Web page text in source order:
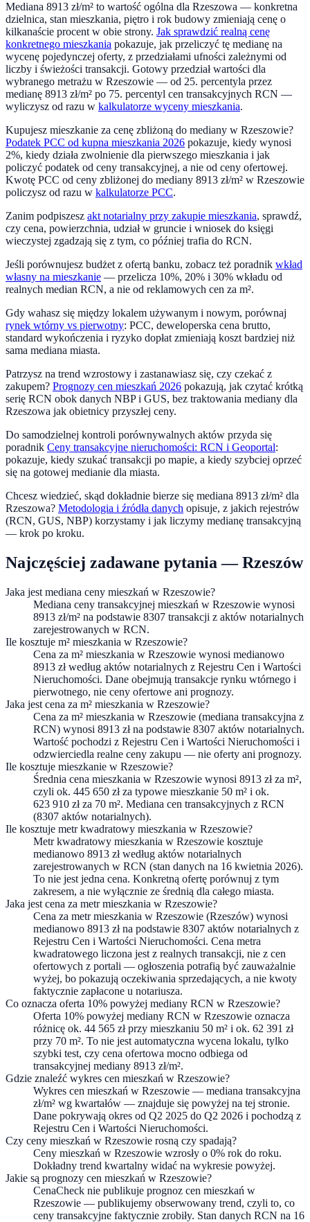
Mediana 8913 zł/m² to wartość ogólna dla Rzeszowa — konkretna
dzielnica, stan mieszkania, piętro i rok budowy zmieniają cenę o
kilkanaście procent w obie strony. Jak sprawdzić realną cenę
konkretnego mieszkania pokazuje, jak przeliczyć tę medianę na
wycenę pojedynczej oferty, z przedziałami ufności zależnymi od
liczby i świeżości transakcji. Gotowy przedział wartości dla
wybranego metrażu w Rzeszowie — od 25. percentyla przez
medianę 8913 zł/m² po 75. percentyl cen transakcyjnych RCN —
wyliczysz od razu w kalkulatorze wyceny mieszkania.
Kupujesz mieszkanie za cenę zbliżoną do mediany w Rzeszowie?
Podatek PCC od kupna mieszkania 2026 pokazuje, kiedy wynosi
2%, kiedy działa zwolnienie dla pierwszego mieszkania i jak
policzyć podatek od ceny transakcyjnej, a nie od ceny ofertowej.
Kwotę PCC od ceny zbliżonej do mediany 8913 zł/m² w Rzeszowie
policzysz od razu w kalkulatorze PCC.
Zanim podpiszesz akt notarialny przy zakupie mieszkania, sprawdź,
czy cena, powierzchnia, udział w gruncie i wniosek do księgi
wieczystej zgadzają się z tym, co później trafia do RCN.
Jeśli porównujesz budżet z ofertą banku, zobacz też poradnik wkład
własny na mieszkanie — przelicza 10%, 20% i 30% wkładu od
realnych median RCN, a nie od reklamowych cen za m².
Gdy wahasz się między lokalem używanym i nowym, porównaj
rynek wtórny vs pierwotny: PCC, deweloperska cena brutto,
standard wykończenia i ryzyko dopłat zmieniają koszt bardziej niż
sama mediana miasta.
Patrzysz na trend wzrostowy i zastanawiasz się, czy czekać z
zakupem? Prognozy cen mieszkań 2026 pokazują, jak czytać krótką
serię RCN obok danych NBP i GUS, bez traktowania mediany dla
Rzeszowa jak obietnicy przyszłej ceny.
Do samodzielnej kontroli porównywalnych aktów przyda się
poradnik Ceny transakcyjne nieruchomości: RCN i Geoportal:
pokazuje, kiedy szukać transakcji po mapie, a kiedy szybciej oprzeć
się na gotowej medianie dla miasta.
Chcesz wiedzieć, skąd dokładnie bierze się mediana 8913 zł/m² dla
Rzeszowa? Metodologia i źródła danych opisuje, z jakich rejestrów
(RCN, GUS, NBP) korzystamy i jak liczymy medianę transakcyjną
— krok po kroku.
Najczęściej zadawane pytania —Rzeszów
Jaka jest mediana ceny mieszkań w Rzeszowie?
Mediana ceny transakcyjnej mieszkań w Rzeszowie wynosi
8913 zł/m² na podstawie 8307 transakcji z aktów notarialnych
zarejestrowanych w RCN.
Ile kosztuje m² mieszkania w Rzeszowie?
Cena za m² mieszkania w Rzeszowie wynosi medianowo
8913 zł według aktów notarialnych z Rejestru Cen i Wartości
Nieruchomości. Dane obejmują transakcje rynku wtórnego i
pierwotnego, nie ceny ofertowe ani prognozy.
Jaka jest cena za m² mieszkania w Rzeszowie?
Cena za m² mieszkania w Rzeszowie (mediana transakcyjna z
RCN) wynosi 8913 zł na podstawie 8307 aktów notarialnych.
Wartość pochodzi z Rejestru Cen i Wartości Nieruchomości i
odzwierciedla realne ceny zakupu — nie oferty ani prognozy.
Ile kosztuje mieszkanie w Rzeszowie?
Średnia cena mieszkania w Rzeszowie wynosi 8913 zł za m²,
czyli ok. 445 650 zł za typowe mieszkanie 50 m² i ok.
623 910 zł za 70 m². Mediana cen transakcyjnych z RCN
(8307 aktów notarialnych).
Ile kosztuje metr kwadratowy mieszkania w Rzeszowie?
Metr kwadratowy mieszkania w Rzeszowie kosztuje
medianowo 8913 zł według aktów notarialnych
zarejestrowanych w RCN (stan danych na 16 kwietnia 2026).
To nie jest jedna cena. Konkretną ofertę porównuj z tym
zakresem, a nie wyłącznie ze średnią dla całego miasta.
Jaka jest cena za metr mieszkania w Rzeszowie?
Cena za metr mieszkania w Rzeszowie (Rzeszów) wynosi
medianowo 8913 zł na podstawie 8307 aktów notarialnych z
Rejestru Cen i Wartości Nieruchomości. Cena metra
kwadratowego liczona jest z realnych transakcji, nie z cen
ofertowych z portali — ogłoszenia potrafią być zauważalnie
wyżej, bo pokazują oczekiwania sprzedających, a nie kwoty
faktycznie zapłacone u notariusza.
Co oznacza oferta 10% powyżej mediany RCN w Rzeszowie?
Oferta 10% powyżej mediany RCN w Rzeszowie oznacza
różnicę ok. 44 565 zł przy mieszkaniu 50 m² i ok. 62 391 zł
przy 70 m². To nie jest automatyczna wycena lokalu, tylko
szybki test, czy cena ofertowa mocno odbiega od
transakcyjnej mediany 8913 zł/m².
Gdzie znaleźć wykres cen mieszkań w Rzeszowie?
Wykres cen mieszkań w Rzeszowie — mediana transakcyjna
zł/m² wg kwartałów — znajduje się powyżej na tej stronie.
Dane pokrywają okres od Q2 2025 do Q2 2026 i pochodzą z
Rejestru Cen i Wartości Nieruchomości.
Czy ceny mieszkań w Rzeszowie rosną czy spadają?
Ceny mieszkań w Rzeszowie wzrosły o 0% rok do roku.
Dokładny trend kwartalny widać na wykresie powyżej.
Jakie są prognozy cen mieszkań w Rzeszowie?
CenaCheck nie publikuje prognoz cen mieszkań w
Rzeszowie — publikujemy obserwowany trend, czyli to, co
ceny transakcyjne faktycznie zrobiły. Stan danych RCN na 16